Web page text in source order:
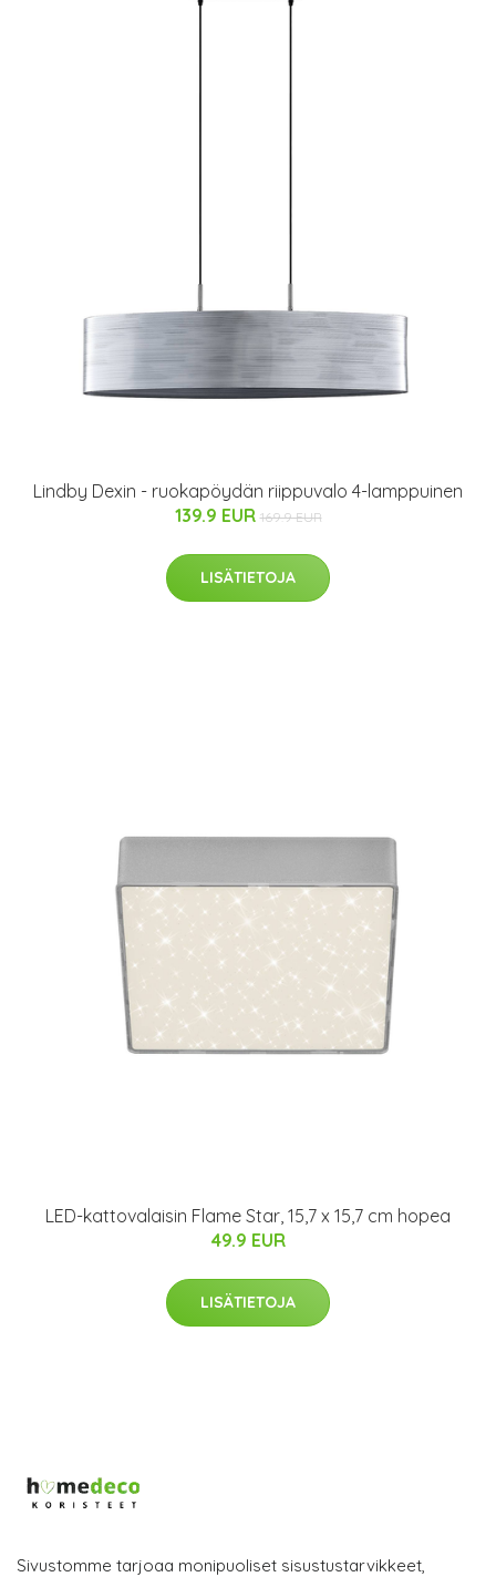
Lindby Dexin - ruokapöydän riippuvalo 4-lamppuinen
139.9 EUR 169.9 EUR
LISÄTIETOJA
LED-kattovalaisin Flame Star, 15,7 x 15,7 cm hopea
49.9 EUR
LISÄTIETOJA
Sivustomme tarjoaa monipuoliset sisustustarvikkeet,